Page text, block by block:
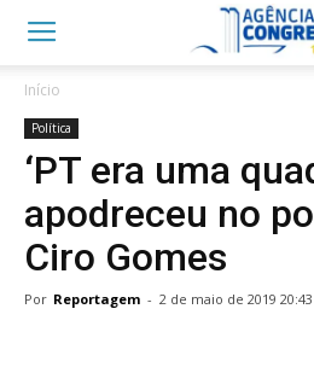
Início
Política
‘PT era uma
apodreceu no
Ciro Gomes
Por Reportagem - 2 de maio de 2019 20:43